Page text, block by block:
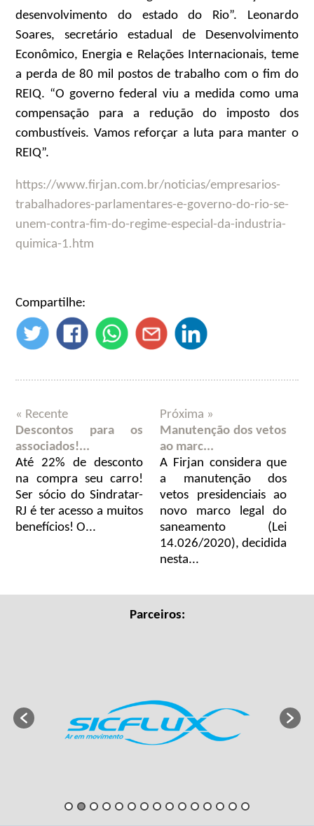
desenvolvimento do estado do Rio”. Leonardo
Soares, secretário estadual de Desenvolvimento
Econômico, Energia e Relações Internacionais, teme
a perda de 80 mil postos de trabalho com o fim do
REIQ. “O governo federal viu a medida como uma
compensação para a redução do imposto dos
combustíveis. Vamos reforçar a luta para manter o
REIQ”.
https://www.firjan.com.br/noticias/empresarios-
trabalhadores-parlamentares-e-governo-do-rio-se-
unem-contra-fim-do-regime-especial-da-industria-
quimica-1.htm
Compartilhe:
« Recente
Descontos para os
associados!...
Até 22% de desconto
na compra seu carro!
Ser sócio do Sindratar-
RJ é ter acesso a muitos
benefícios! O...
Próxima »
Manutenção dos vetos
ao marc...
A Firjan considera que
a manutenção dos
vetos presidenciais ao
novo marco legal do
saneamento (Lei
14.026/2020), decidida
nesta...
Parceiros: